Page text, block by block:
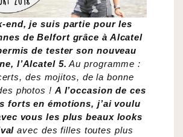
end, je suis partie pour les
de Belfort grâce à Alcatel
de tester son nouveau
l’Alcatel 5. Au programme :
des mojitos, de la bonne
photos ! A l’occasion de ces
forts en émotions, j’ai voulu
vous les plus beaux looks
avec des filles toutes plus